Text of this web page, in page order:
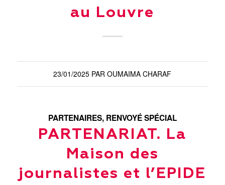
au Louvre
23/01/2025 PAROUMAIMA CHARAF
PARTENAIRES, RENVOYÉ SPÉCIAL
PARTENARIAT. La
Maison des
journalistes et l’EPIDE